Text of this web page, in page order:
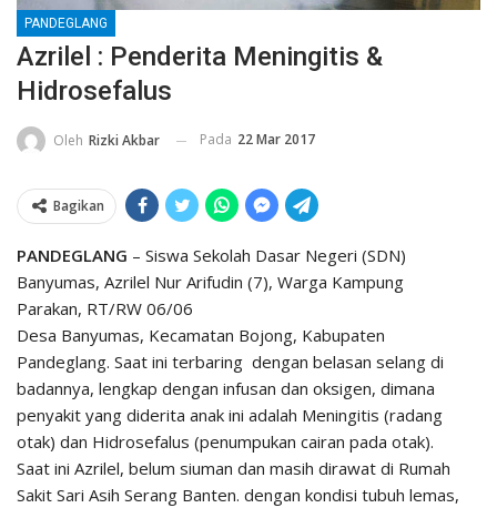
PANDEGLANG
Azrilel : Penderita Meningitis &
Hidrosefalus
Oleh Rizki Akbar Pada 22 Mar 2017
Bagikan
PANDEGLANG – Siswa Sekolah Dasar Negeri (SDN)
Banyumas, Azrilel Nur Arifudin (7), Warga Kampung
Parakan, RT/RW 06/06
Desa Banyumas, Kecamatan Bojong, Kabupaten
Pandeglang. Saat ini terbaring dengan belasan selang di
badannya, lengkap dengan infusan dan oksigen, dimana
penyakit yang diderita anak ini adalah Meningitis (radang
otak) dan Hidrosefalus (penumpukan cairan pada otak).
Saat ini Azrilel, belum siuman dan masih dirawat di Rumah
Sakit Sari Asih Serang Banten. dengan kondisi tubuh lemas,